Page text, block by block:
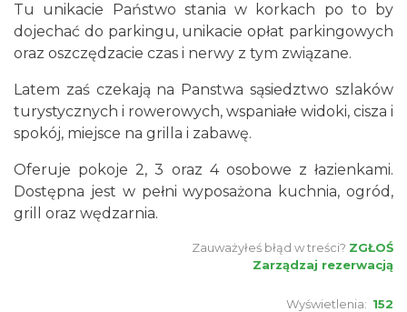
Tu unikacie Państwo stania w korkach po to by
dojechać do parkingu, unikacie opłat parkingowych
oraz oszczędzacie czas i nerwy z tym związane.
Latem zaś czekają na Panstwa sąsiedztwo szlaków
turystycznych i rowerowych, wspaniałe widoki, cisza i
spokój, miejsce na grilla i zabawę.
Oferuje pokoje 2, 3 oraz 4 osobowe z łazienkami.
Dostępna jest w pełni wyposażona kuchnia, ogród,
grill oraz wędzarnia.
Zauważyłeś błąd w treści? ZGŁOŚ
Zarządzaj rezerwacją
Wyświetlenia: 152